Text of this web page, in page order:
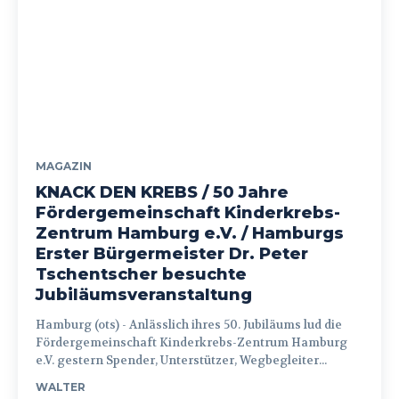
MAGAZIN
KNACK DEN KREBS / 50 Jahre
Fördergemeinschaft Kinderkrebs-
Zentrum Hamburg e.V. / Hamburgs
Erster Bürgermeister Dr. Peter
Tschentscher besuchte
Jubiläumsveranstaltung
Hamburg (ots) - Anlässlich ihres 50. Jubiläums lud die
Fördergemeinschaft Kinderkrebs-Zentrum Hamburg
e.V. gestern Spender, Unterstützer, Wegbegleiter...
WALTER